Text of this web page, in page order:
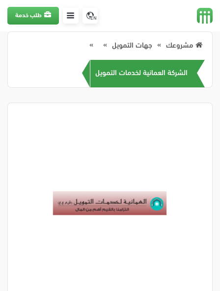
EN طلب خدمة
مشروعك جهات التمويل
الشركة العمانية لخدمات التمويل